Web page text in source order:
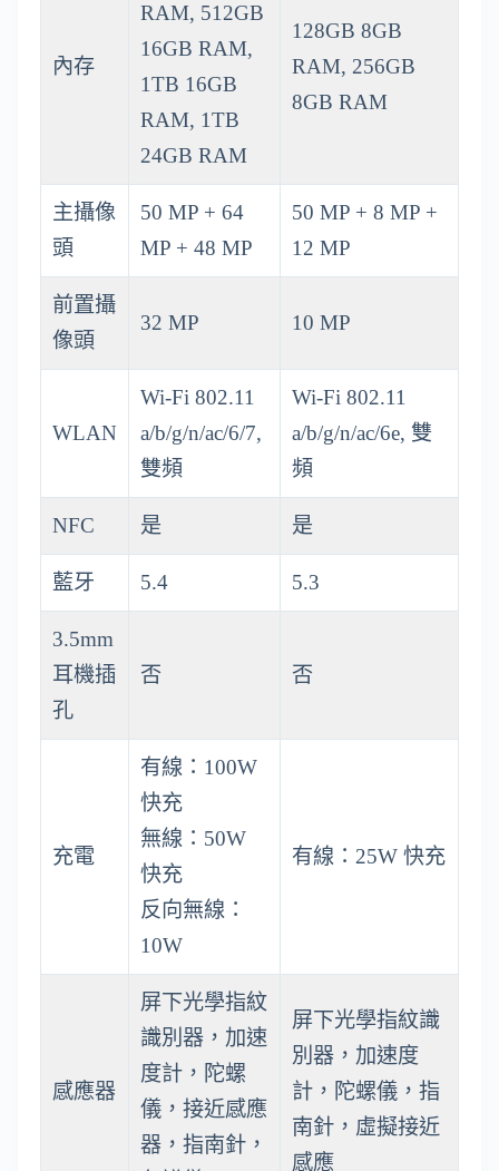
內存
RAM, 512GB
16GB RAM,
1TB 16GB
RAM, 1TB
24GB RAM
128GB 8GB
RAM, 256GB
8GB RAM
主攝像
頭
50 MP + 64
MP + 48 MP
50 MP + 8 MP +
12 MP
前置攝
像頭
32 MP 10 MP
WLAN
Wi-Fi 802.11
a/b/g/n/ac/6/7,
雙頻
Wi-Fi 802.11
a/b/g/n/ac/6e, 雙
頻
NFC 是 是
藍牙 5.4 5.3
3.5mm
耳機插
孔
否 否
充電
有線：100W
快充
無線：50W
快充
反向無線：
10W
有線：25W 快充
感應器
屏下光學指紋
識別器，加速
度計，陀螺
儀，接近感應
器，指南針，
屏下光學指紋識
別器，加速度
計，陀螺儀，指
南針，虛擬接近
感應